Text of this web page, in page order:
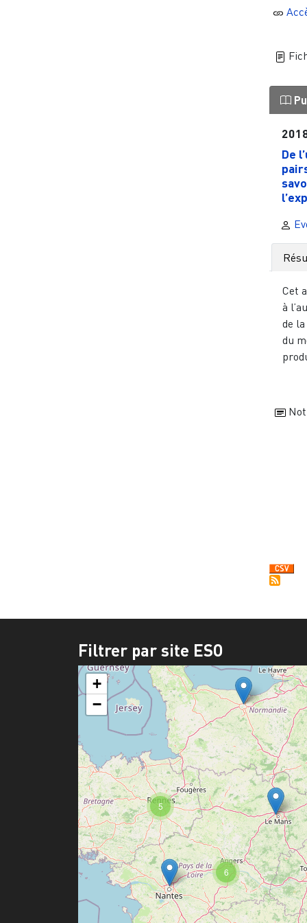
De
Cet
à
de
du
Filtrer par site ESO
6
5
+
−